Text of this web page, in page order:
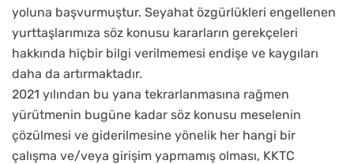
yoluna başvurmuştur. Seyahat özgürlükleri engellenen
yurttaşlarımıza söz konusu kararların gerekçeleri
hakkında hiçbir bilgi verilmemesi endişe ve kaygıları
daha da artırmaktadır.
2021 yılından bu yana tekrarlanmasına rağmen
yürütmenin bugüne kadar söz konusu meselenin
çözülmesi ve giderilmesine yönelik her hangi bir
çalışma ve/veya girişim yapmamış olması, KKTC